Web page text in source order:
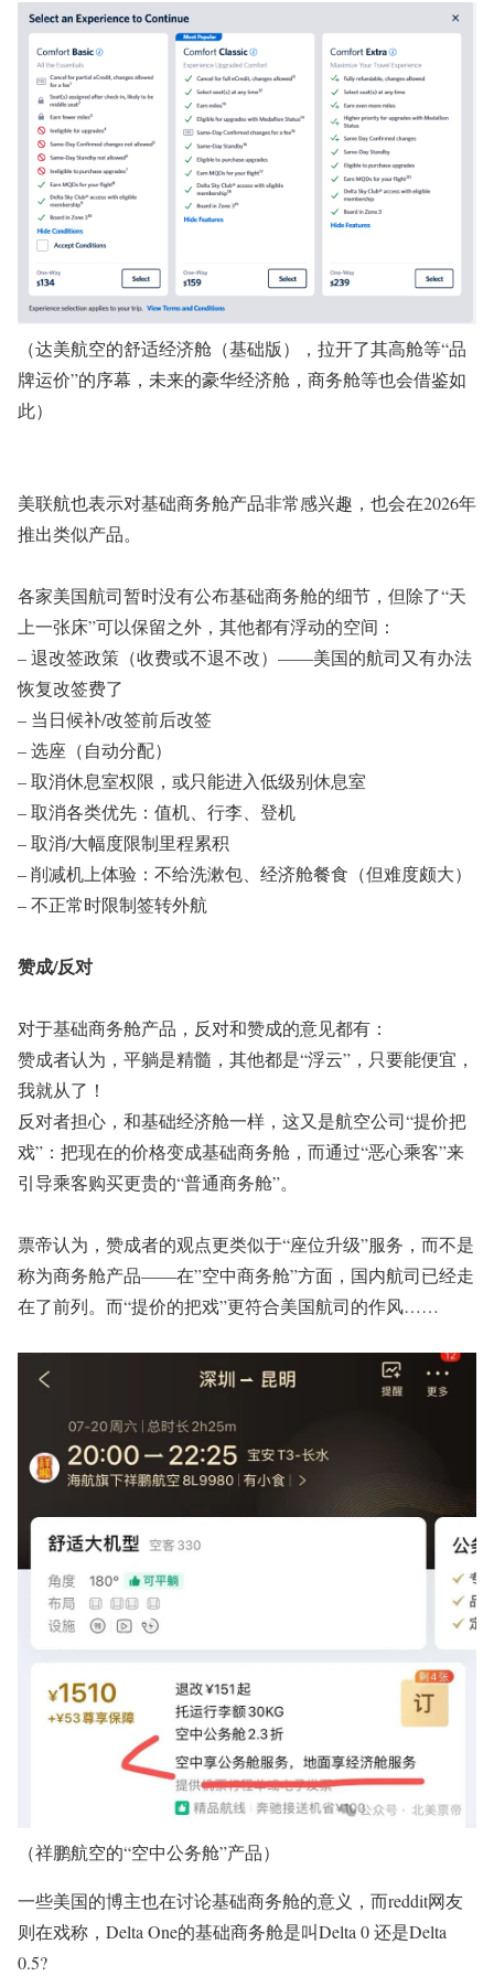
（达美航空的舒适经济舱（基础版），拉开了其高舱等“品
牌运价”的序幕，未来的豪华经济舱，商务舱等也会借鉴如
此）
美联航也表示对基础商务舱产品非常感兴趣，也会在2026年
推出类似产品。
各家美国航司暂时没有公布基础商务舱的细节，但除了“天
上一张床”可以保留之外，其他都有浮动的空间：
– 退改签政策（收费或不退不改）——美国的航司又有办法
恢复改签费了
– 当日候补/改签前后改签
– 选座（自动分配）
– 取消休息室权限，或只能进入低级别休息室
– 取消各类优先：值机、行李、登机
– 取消/大幅度限制里程累积
– 削减机上体验：不给洗漱包、经济舱餐食（但难度颇大）
– 不正常时限制签转外航
赞成/反对
对于基础商务舱产品，反对和赞成的意见都有：
赞成者认为，平躺是精髓，其他都是“浮云”，只要能便宜，
我就从了！
反对者担心，和基础经济舱一样，这又是航空公司“提价把
戏”：把现在的价格变成基础商务舱，而通过“恶心乘客”来
引导乘客购买更贵的“普通商务舱”。
票帝认为，赞成者的观点更类似于“座位升级”服务，而不是
称为商务舱产品——在”空中商务舱”方面，国内航司已经走
在了前列。 而“提价的把戏”更符合美国航司的作风……
（祥鹏航空的“空中公务舱”产品）
一些美国的博主也在讨论基础商务舱的意义，而reddit网友
则在戏称，Delta One的基础商务舱是叫Delta 0 还是Delta
0.5?